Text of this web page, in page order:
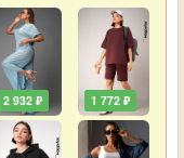
2 932 ₽ 1 772 ₽